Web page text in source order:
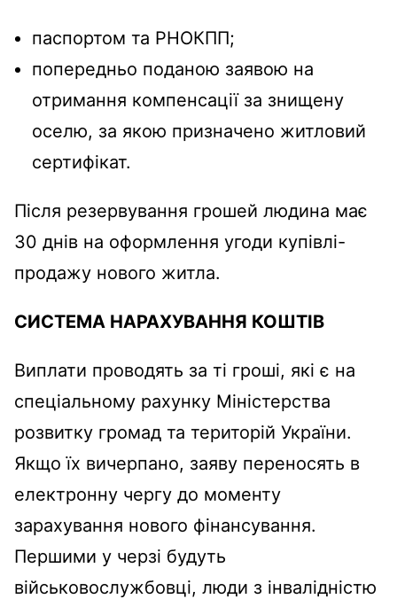
паспортом та РНОКПП;
попередньо поданою заявою на
отримання компенсації за знищену
оселю, за якою призначено житловий
сертифікат.
Після резервування грошей людина має
30 днів на оформлення угоди купівлі-
продажу нового житла.
СИСТЕМА НАРАХУВАННЯ КОШТІВ
Виплати проводять за ті гроші, які є на
спеціальному рахунку Міністерства
розвитку громад та територій України.
Якщо їх вичерпано, заяву переносять в
електронну чергу до моменту
зарахування нового фінансування.
Першими у черзі будуть
військовослужбовці, люди з інвалідністю